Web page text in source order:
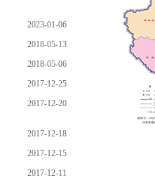
2023-01-06
2018-05-13
2018-05-06
2017-12-25
2017-12-20
2017-12-18
2017-12-15
2017-12-11